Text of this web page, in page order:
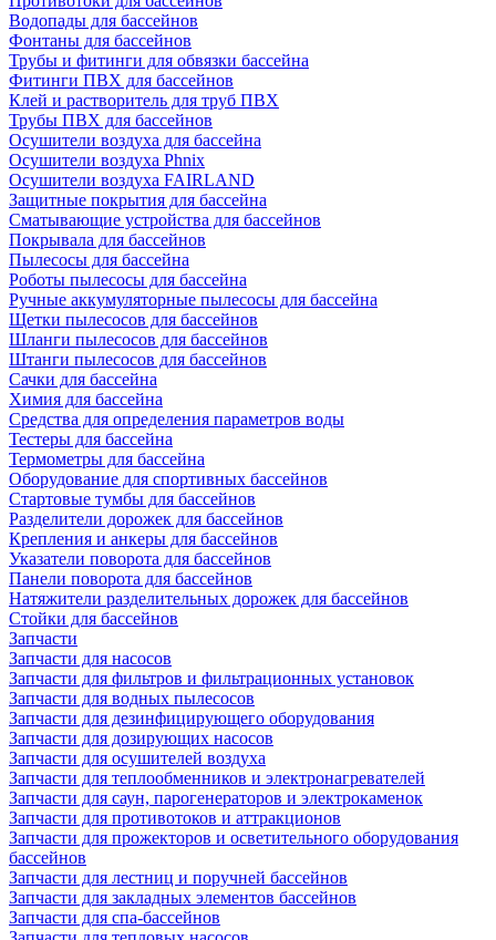
Водопады для бассейнов
Фонтаны для бассейнов
Трубы и фитинги для обвязки бассейна
Фитинги ПВХ для бассейнов
Клей и растворитель для труб ПВХ
Трубы ПВХ для бассейнов
Осушители воздуха для бассейна
Осушители воздуха Phnix
Осушители воздуха FAIRLAND
Защитные покрытия для бассейна
Сматывающие устройства для бассейнов
Покрывала для бассейнов
Пылесосы для бассейна
Роботы пылесосы для бассейна
Ручные аккумуляторные пылесосы для бассейна
Щетки пылесосов для бассейнов
Шланги пылесосов для бассейнов
Штанги пылесосов для бассейнов
Сачки для бассейна
Химия для бассейна
Средства для определения параметров воды
Тестеры для бассейна
Термометры для бассейна
Оборудование для спортивных бассейнов
Стартовые тумбы для бассейнов
Разделители дорожек для бассейнов
Крепления и анкеры для бассейнов
Указатели поворота для бассейнов
Панели поворота для бассейнов
Натяжители разделительных дорожек для бассейнов
Стойки для бассейнов
Запчасти
Запчасти для насосов
Запчасти для фильтров и фильтрационных установок
Запчасти для водных пылесосов
Запчасти для дезинфицирующего оборудования
Запчасти для дозирующих насосов
Запчасти для осушителей воздуха
Запчасти для теплообменников и электронагревателей
Запчасти для саун, парогенераторов и электрокаменок
Запчасти для противотоков и аттракционов
Запчасти для прожекторов и осветительного оборудования
бассейнов
Запчасти для лестниц и поручней бассейнов
Запчасти для закладных элементов бассейнов
Запчасти для спа-бассейнов